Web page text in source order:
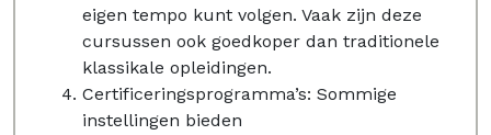
eigen tempo kunt volgen. Vaak zijn deze
cursussen ook goedkoper dan traditionele
klassikale opleidingen.
Certificeringsprogramma’s: Sommige
instellingen bieden